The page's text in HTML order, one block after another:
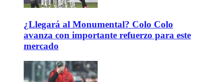
¿Llegará al Monumental? Colo Colo
avanza con importante refuerzo para este
mercado